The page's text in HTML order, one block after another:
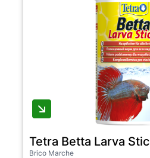
Tetra Betta Larva
Brico Marche